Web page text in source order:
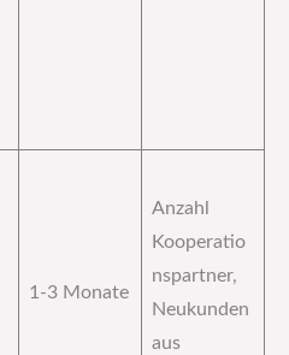
1-3 Monate
Anzahl
Kooperatio
nspartner,
Neukunden
aus